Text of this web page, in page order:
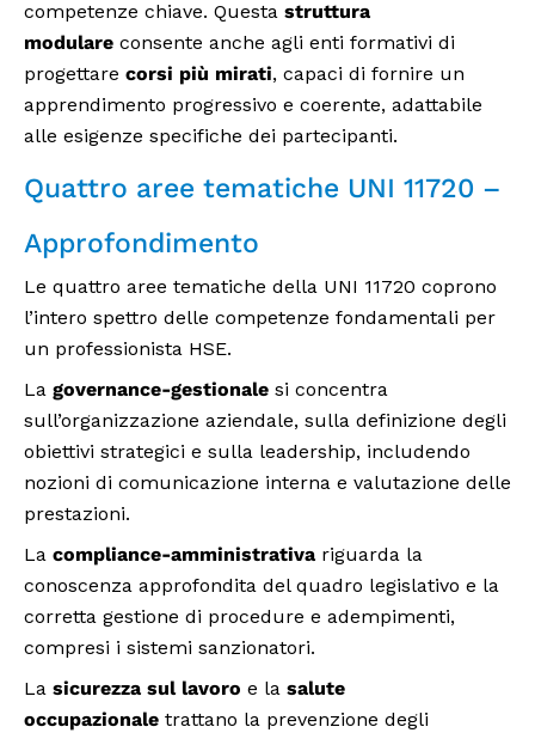
competenze chiave. Questa struttura
modulare consente anche agli enti formativi di
progettare corsi più mirati, capaci di fornire un
apprendimento progressivo e coerente, adattabile
alle esigenze specifiche dei partecipanti.
Quattro aree tematiche UNI 11720 –
Approfondimento
Le quattro aree tematiche della UNI 11720 coprono
l’intero spettro delle competenze fondamentali per
un professionista HSE.
La governance-gestionale si concentra
sull’organizzazione aziendale, sulla definizione degli
obiettivi strategici e sulla leadership, includendo
nozioni di comunicazione interna e valutazione delle
prestazioni.
La compliance-amministrativa riguarda la
conoscenza approfondita del quadro legislativo e la
corretta gestione di procedure e adempimenti,
compresi i sistemi sanzionatori.
La sicurezza sul lavoro e la salute
occupazionale trattano la prevenzione degli